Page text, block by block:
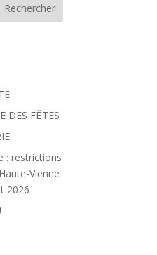
Rechercher
DES FËTES
: restrictions
Vienne
2026